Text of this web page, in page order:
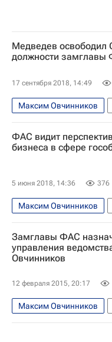
Медведев освободил
должности замглавы
17 сентября 2018, 14:49
Максим Овчинников
Дмитрий Медведев
ФАС видит
бизнеса в сфере
5 июня 2018, 14:36 376
Максим Овчинников
Россия
Замглавы ФАС
управления
Овчинников
12 февраля 2015, 20:17
Максим Овчинников
Европа